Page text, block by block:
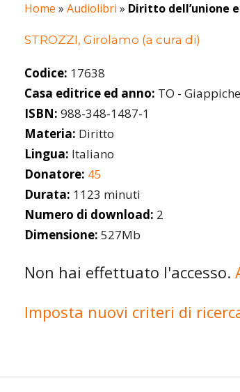
Home » Audiolibri » Diritto dell’unione
STROZZI, Girolamo (a cura di)
Codice: 17638
Casa editrice ed anno: TO -
ISBN: 988-348-1487-1
Materia: Diritto
Lingua: Italiano
Donatore: 45
Durata: 1123 minuti
Numero di download: 2
Dimensione: 527Mb
Non hai effettuato l'accesso.
Imposta nuovi criteri di